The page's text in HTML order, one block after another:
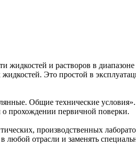
и растворов в
Это простой в
Общие технические
о прохождении первичной поверки.
производственных
отрасли и заменять